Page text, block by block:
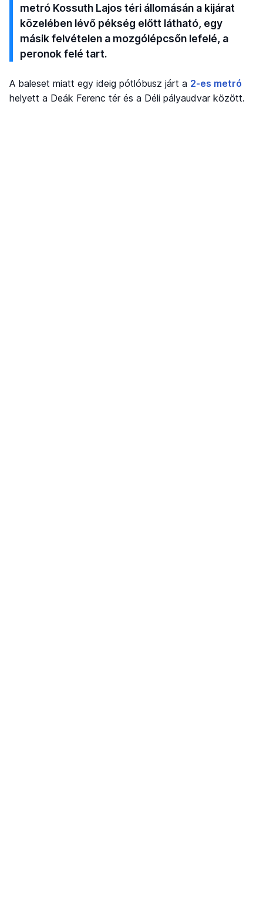
metró Kossuth Lajos téri állomásán a kijárat
közelében lévő pékség előtt látható, egy
másik felvételen a mozgólépcsőn lefelé, a
peronok felé tart.
A baleset miatt egy ideig pótlóbusz járt a 2-es metró
helyett a Deák Ferenc tér és a Déli pályaudvar között.